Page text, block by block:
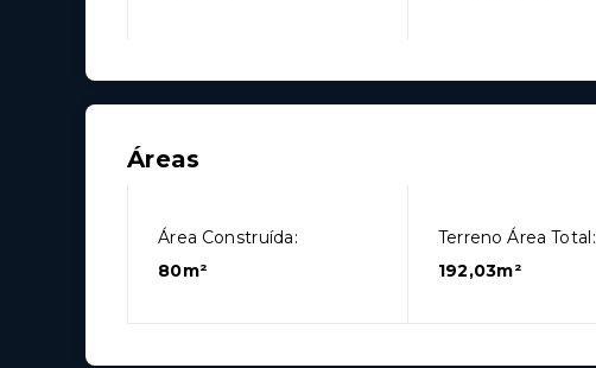
Áreas
Área Construída:
80m²
Terreno Área Total:
192,03m²